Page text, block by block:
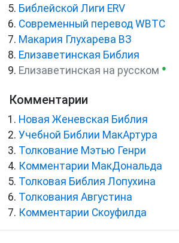
Библейской Лиги ERV
Cовременный перевод WBTC
Макария Глухарева ВЗ
Елизаветинская Библия
Елизаветинская на русском ●
Комментарии
Новая Женевская Библия
Учебной Библии МакАртура
Толкование Мэтью Генри
Комментарии МакДональда
Толковая Библия Лопухина
Толкования Августина
Комментарии Скоуфилда